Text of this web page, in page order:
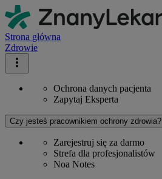
Strona główna
Zdrowie
Ochrona danych pacjenta
Zapytaj Eksperta
Czy jesteś pracownikiem ochrony zdrowia?
Zarejestruj się za darmo
Strefa dla profesjonalistów
Noa Notes